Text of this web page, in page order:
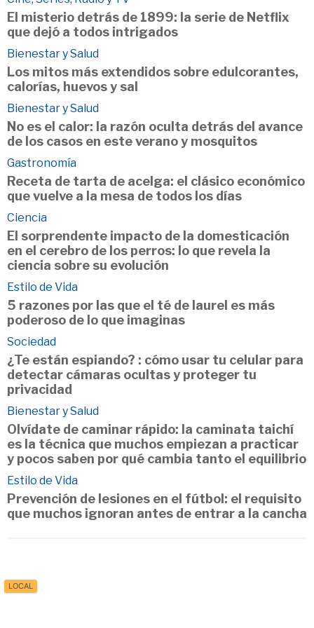
El misterio detrás de 1899: la serie de Netflix
que dejó a todos intrigados
Bienestar y Salud
Los mitos más extendidos sobre edulcorantes,
calorías, huevos y sal
Bienestar y Salud
No es el calor: la razón oculta detrás del avance
de los casos en este verano y mosquitos
Gastronomía
Receta de tarta de acelga: el clásico económico
que vuelve a la mesa de todos los días
Ciencia
El sorprendente impacto de la domesticación
en el cerebro de los perros: lo que revela la
ciencia sobre su evolución
Estilo de Vida
5 razones por las que el té de laurel es más
poderoso de lo que imaginas
Sociedad
¿Te están espiando? : cómo usar tu celular para
detectar cámaras ocultas y proteger tu
privacidad
Bienestar y Salud
Olvídate de caminar rápido: la caminata taichí
es la técnica que muchos empiezan a practicar
y pocos saben por qué cambia tanto el equilibrio
Estilo de Vida
Prevención de lesiones en el fútbol: el requisito
que muchos ignoran antes de entrar a la cancha
LOCAL